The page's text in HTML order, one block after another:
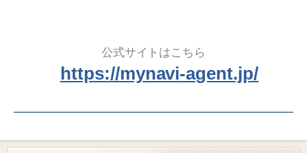
公式サイトはこちら
https://mynavi-agent.jp/